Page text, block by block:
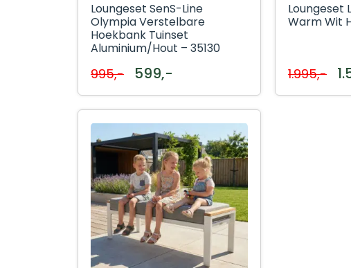
Loungeset SenS-Line
Olympia Verstelbare
Hoekbank Tuinset
Aluminium/Hout – 35130
995,- 599,-
Loungeset
Warm Wit
1.995,-